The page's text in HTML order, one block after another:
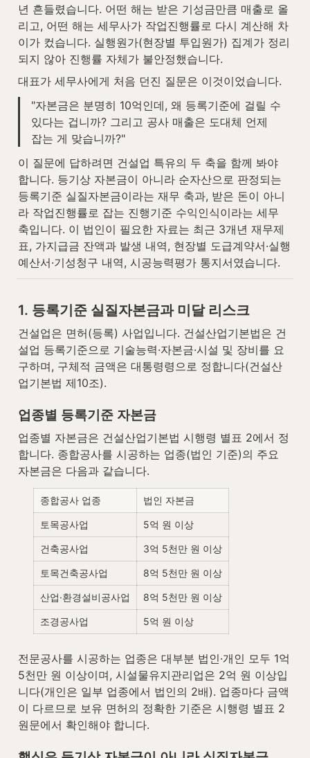
년 흔들렸습니다. 어떤 해는 받은 기성금만큼 매출로 올
리고, 어떤 해는 세무사가 작업진행률로 다시 계산해 차
이가 컸습니다. 실행원가(현장별 투입원가) 집계가 정리
되지 않아 진행률 자체가 불안정했습니다.
대표가 세무사에게 처음 던진 질문은 이것이었습니다.
"자본금은 분명히 10억인데, 왜 등록기준에 걸릴 수
있다는 겁니까? 그리고 공사 매출은 도대체 언제
잡는 게 맞습니까?"
이 질문에 답하려면 건설업 특유의 두 축을 함께 봐야
합니다. 등기상 자본금이 아니라 순자산으로 판정되는
등록기준 실질자본금이라는 재무 축과, 받은 돈이 아니
라 작업진행률로 잡는 진행기준 수익인식이라는 세무
축입니다. 이 법인이 필요한 자료는 최근 3개년 재무제
표, 가지급금 잔액과 발생 내역, 현장별 도급계약서·실행
예산서·기성청구 내역, 시공능력평가 통지서였습니다.
1. 등록기준 실질자본금과 미달 리스크
건설업은 면허(등록) 사업입니다. 건설산업기본법은 건
설업 등록기준으로 기술능력·자본금·시설 및 장비를 요
구하며, 구체적 금액은 대통령령으로 정합니다(건설산
업기본법 제10조).
업종별 등록기준 자본금
업종별 자본금은 건설산업기본법 시행령 별표 2에서 정
합니다. 종합공사를 시공하는 업종(법인 기준)의 주요
자본금은 다음과 같습니다.
종합공사 업종 법인 자본금
토목공사업 5억 원 이상
건축공사업 3억 5천만 원 이상
토목건축공사업 8억 5천만 원 이상
산업·환경설비공사업 8억 5천만 원 이상
조경공사업 5억 원 이상
전문공사를 시공하는 업종은 대부분 법인·개인 모두 1억
5천만 원 이상이며, 시설물유지관리업은 2억 원 이상입
니다(개인은 일부 업종에서 법인의 2배). 업종마다 금액
이 다르므로 보유 면허의 정확한 기준은 시행령 별표 2
원문에서 확인해야 합니다.